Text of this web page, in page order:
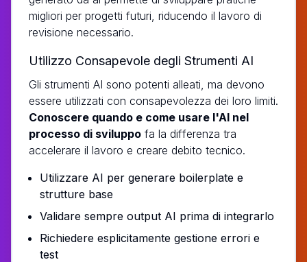
migliori per progetti futuri, riducendo il lavoro di
revisione necessario.
Utilizzo Consapevole degli Strumenti AI
Gli strumenti AI sono potenti alleati, ma devono
essere utilizzati con consapevolezza dei loro limiti.
Conoscere quando e come usare l'AI nel
processo di sviluppo fa la differenza tra
accelerare il lavoro e creare debito tecnico.
Utilizzare AI per generare boilerplate e
strutture base
Validare sempre output AI prima di integrarlo
Richiedere esplicitamente gestione errori e
test